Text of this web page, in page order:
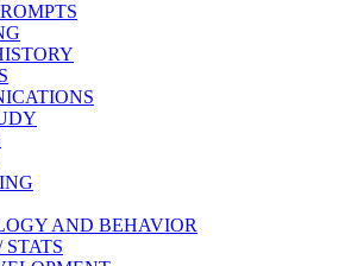
AND BEHAVIOR
STATS